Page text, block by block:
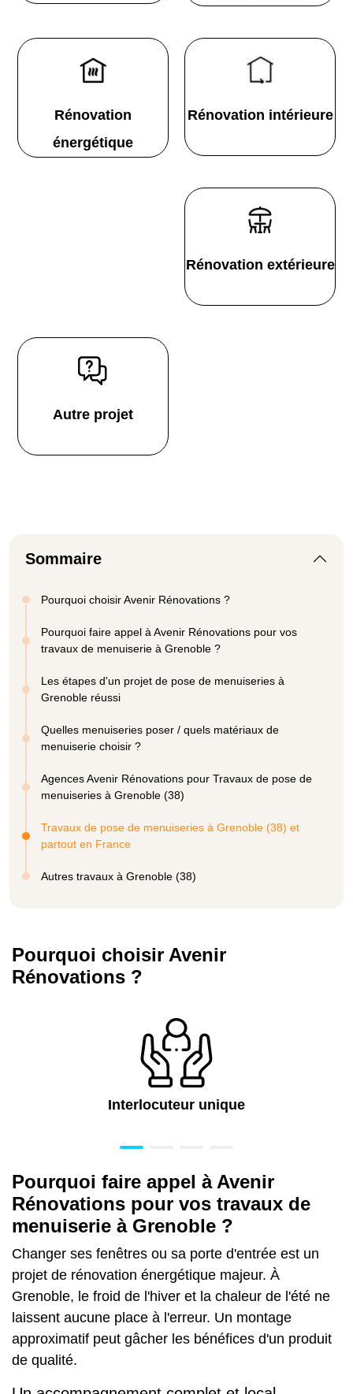
Rénovation
énergétique
Rénovation intérieure
Rénovation extérieure
Autre projet
Sommaire
Pourquoi choisir Avenir Rénovations ?
Pourquoi faire appel à Avenir Rénovations pour vos
travaux de menuiserie à Grenoble ?
Les étapes d'un projet de pose de menuiseries à
Grenoble réussi
Quelles menuiseries poser / quels matériaux de
menuiserie choisir ?
Agences Avenir Rénovations pour Travaux de pose de
menuiseries à Grenoble (38)
Travaux de pose de menuiseries à Grenoble (38) et
partout en France
Autres travaux à Grenoble (38)
Pourquoi choisir Avenir
Rénovations ?
Interlocuteur unique
Pourquoi faire appel à Avenir
Rénovations pour vos travaux de
menuiserie à Grenoble ?
Changer ses fenêtres ou sa porte d'entrée est un
projet de rénovation énergétique majeur. À
Grenoble, le froid de l'hiver et la chaleur de l'été ne
laissent aucune place à l'erreur. Un montage
approximatif peut gâcher les bénéfices d'un produit
de qualité.